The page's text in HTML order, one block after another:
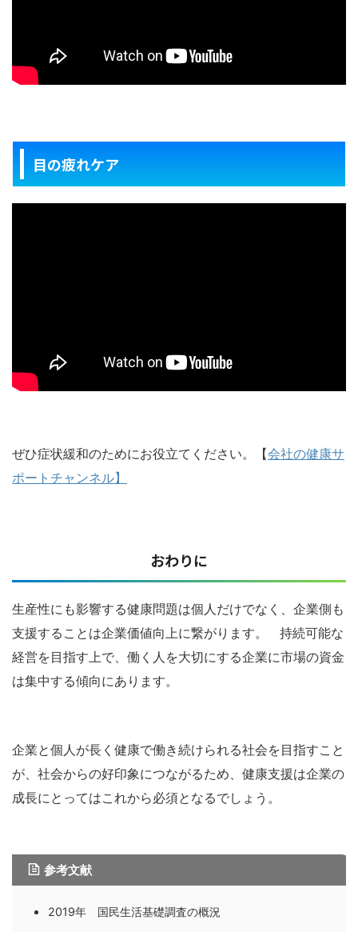
目の疲れケア
ぜひ症状緩和のためにお役立てください。【会社の健康サ
ポートチャンネル】
おわりに
生産性にも影響する健康問題は個人だけでなく、企業側も
支援することは企業価値向上に繋がります。 持続可能な
経営を目指す上で、働く人を大切にする企業に市場の資金
は集中する傾向にあります。
企業と個人が長く健康で働き続けられる社会を目指すこと
が、社会からの好印象につながるため、健康支援は企業の
成長にとってはこれから必須となるでしょう。
参考文献
2019年 国民生活基礎調査の概況